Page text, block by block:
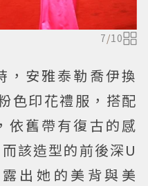
7/10
，安雅泰勒喬伊換
印花禮服，搭配
依舊帶有復古的感
該造型的前後深U
出她的美背與美